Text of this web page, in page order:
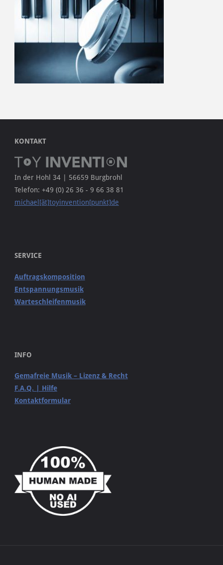
KONTAKT
In der Hohl 34 | 56659 Burgbrohl
Telefon: +49 (0) 26 36 - 9 66 38 81
michael[ät]toyinvention[punkt]de
SERVICE
Auftragskomposition
Entspannungsmusik
Warteschleifenmusik
INFO
Gemafreie Musik – Lizenz & Recht
F.A.Q. | Hilfe
Kontaktformular